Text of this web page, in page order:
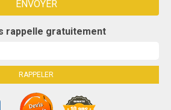
rappelle gratuitement